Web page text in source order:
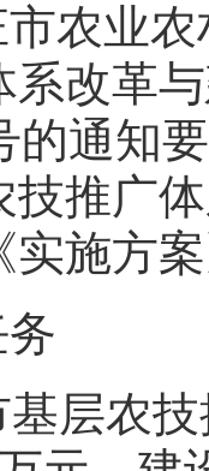
农业
系改革
的通知
技推广
实施方
基层农